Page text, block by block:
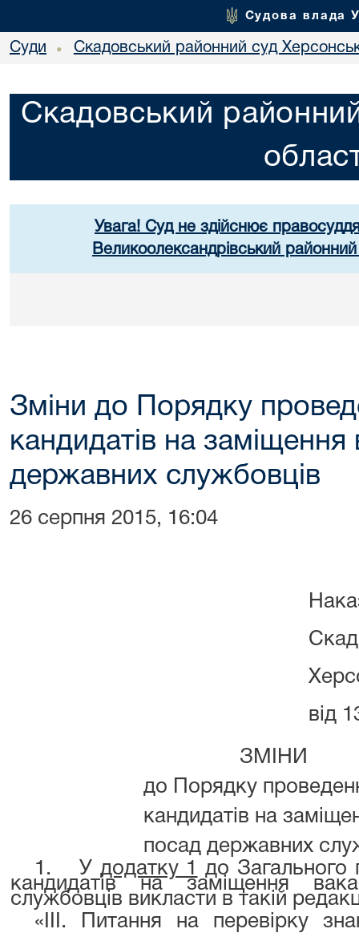
Судова влада
Суди • Скадовський районний суд
Скадовський
Увага! Суд не здійснює
Великоолександрівський
Зміни до Порядку
кандидатів на
державних службовців
26 серпня 2015, 16:04
від
ЗМІНИ
до Порядку
кандидатів на
посад державних
1.
У додатку 1 до Загального
кандидатів на заміщення
службовців викласти в такій
«III. Питання на перевірку